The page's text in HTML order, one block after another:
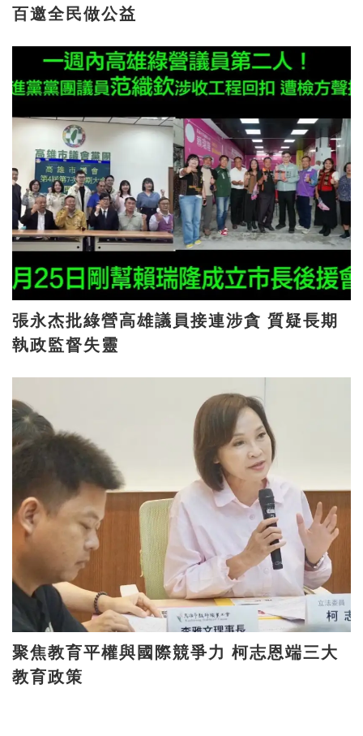
百邀全民做公益
張永杰批綠營高雄議員接連涉貪 質疑長期
執政監督失靈
聚焦教育平權與國際競爭力 柯志恩端三大
教育政策